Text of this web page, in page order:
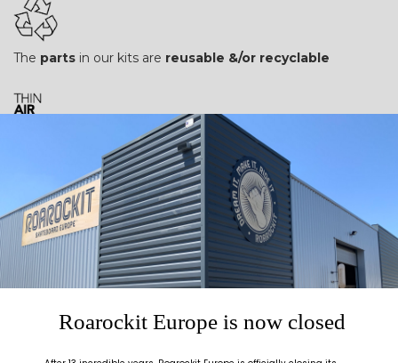
The parts in our kits are reusable &/or recyclable
Unique patented and reusable presssystem "Thin Air
An eco responsable concept
for shapers, woodworkers,
schools and pros
Roarockit Europe is now closed